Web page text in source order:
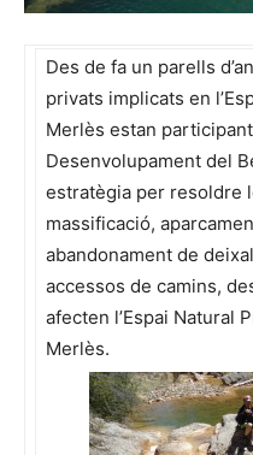
Des de fa un parells
privats implicats en
Merlès estan
Desenvolupament del
estratègia per resoldre
massificació,
abandonament de
accessos de camins,
afecten l’Espai Natural
Merlès.